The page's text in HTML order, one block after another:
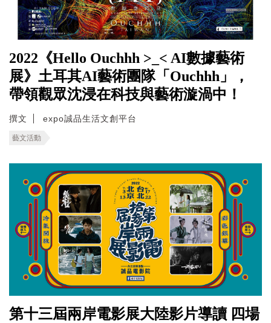
2022《Hello Ouchhh >_< AI數據藝術
展》土耳其AI藝術團隊「Ouchhh」，
帶領觀眾沈浸在科技與藝術漩渦中！
撰文 expo誠品生活文創平台
藝文活動
第十三屆兩岸電影展大陸影片導讀 四場